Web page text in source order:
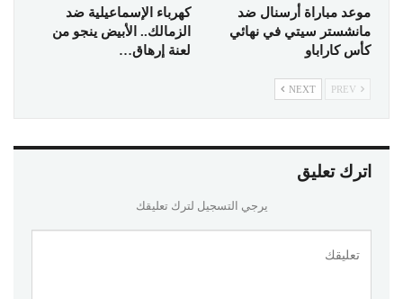
موعد مباراة أرسنال ضد
مانشستر سيتي في نهائي
كأس كاراباو
كهرباء الإسماعيلية ضد
الزمالك.. الأبيض ينجو من
لعنة إرهاق…
NEXT
اترك تعليق
يرجي التسجيل لترك تعليقك